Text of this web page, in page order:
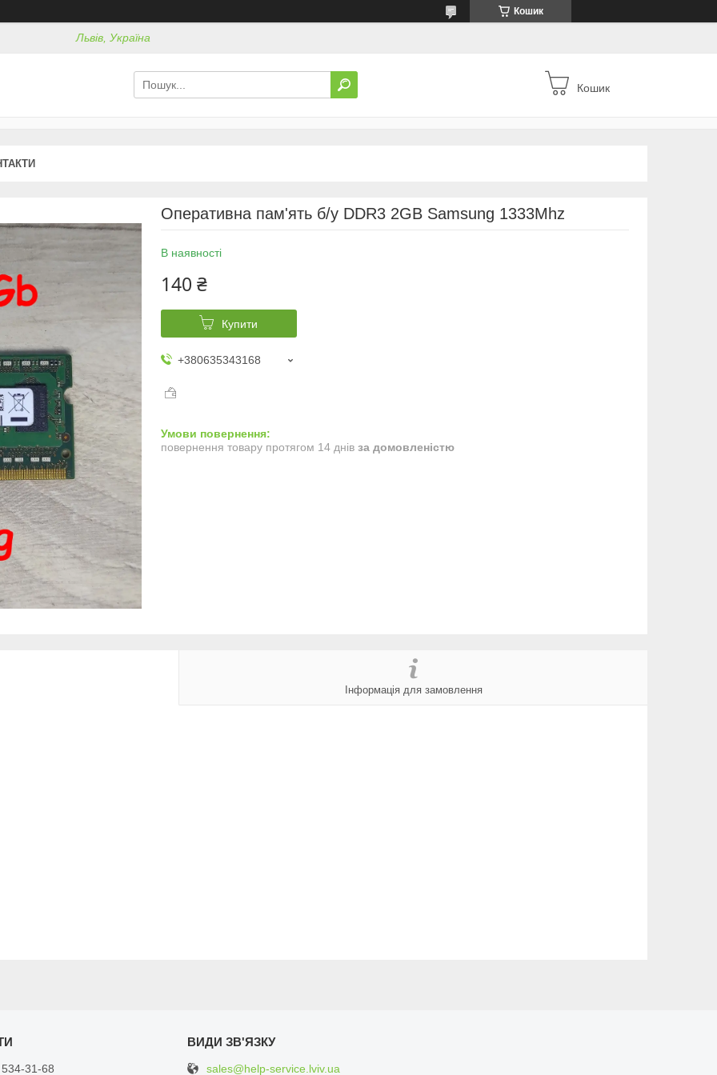
Кошик
Львів, Україна
Кошик
Оперативна пам'ять б/у DDR3 2GB Samsung 1333Mhz
В наявності
140 ₴
Купити
+380635343168
повернення товару протягом 14 днів за домовленістю
Інформація для замовлення
31-68
sales@help-service.lviv.ua